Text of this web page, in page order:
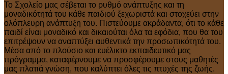
Το Σχολείο μας σέβεται το ρυθμό ανάπτυξης και τη
μοναδικότητά του κάθε παιδιού ξεχωριστά και στοχεύει στην
ολόπλευρη ανάπτυξη του. Πιστεύουμε ακράδαντα, ότι το κάθε
παιδί είναι μοναδικό και δικαιούται όλα τα εφόδια, που θα του
επιτρέψουν να αναπτύξει αυθεντικά την προσωπικότητά του.
Μέσα από το πλούσιο και ευέλικτο εκπαιδευτικό μας
πρόγραμμα, καταφέρνουμε να προσφέρουμε στους μαθητές
μας πλατιά γνώση, που καλύπτει όλες τις πτυχές της ζωής.